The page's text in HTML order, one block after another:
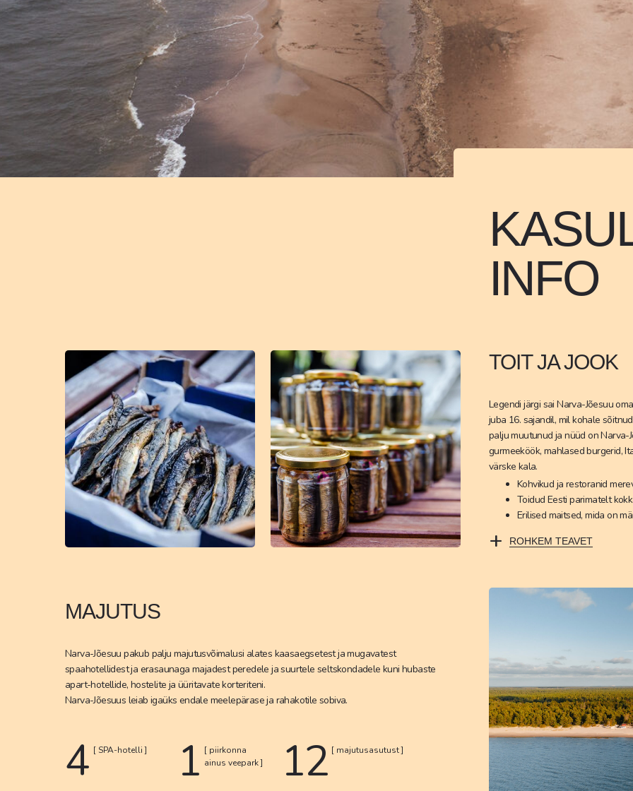
INFO
TOIT JA JOOK
Legendi järgi sai Narva-Jõesuu
juba 16. sajandil, mil kohale
palju muutunud ja nüüd on Narva-
gurmeeköök, mahlased burgerid,
värske kala.
Kohvikud ja restoranid
Toidud Eesti parimatelt
Erilised maitsed, mida on
+ ROHKEM TEAVET
MAJUTUS
Narva-Jõesuu pakub palju majutusvõimalusi alates kaasaegsetest ja mugavatest
spaahotellidest ja erasaunaga majadest peredele ja suurtele seltskondadele kuni hubaste
apart-hotellide, hostelite ja üüritavate korteriteni.
Narva-Jõesuus leiab igaüks endale meelepärase ja rahakotile sobiva.
4 1 12
[ SPA-hotelli ]
[ piirkonna
ainus veepark ]
[ majutusasutust]